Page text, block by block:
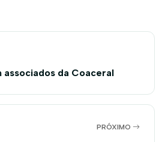
associados da Coaceral
PRÓXIMO